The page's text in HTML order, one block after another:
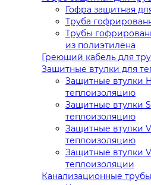
Гофра защитная
Труба
Трубы
из полиэтилена
Греющий кабель для
Защитные втулки для
Защитные втулки
теплоизоляцию
Защитные втулки
теплоизоляцию
Защитные втулки
теплоизоляцию
Защитные втулки
теплоизоляции
Канализационные трубы